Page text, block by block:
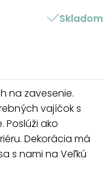
Skladom
na zavesenie.
vajíčok s
Poslúži ako
Dekorácia má
s nami na Veľkú